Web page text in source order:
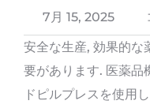
7月 15, 2025
安全な生産, 効果的な
要があります. 医薬品
ドピルプレスを使用